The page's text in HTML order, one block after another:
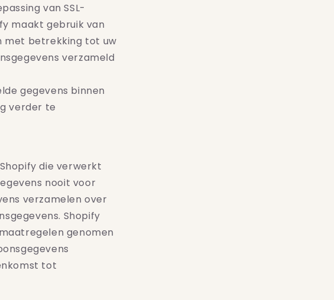
van SSL-
maakt gebruik van
met betrekking tot uw
verzameld
gegevens binnen
verder te
die verwerkt
nooit voor
verzamelen over
Shopify
genomen
tot